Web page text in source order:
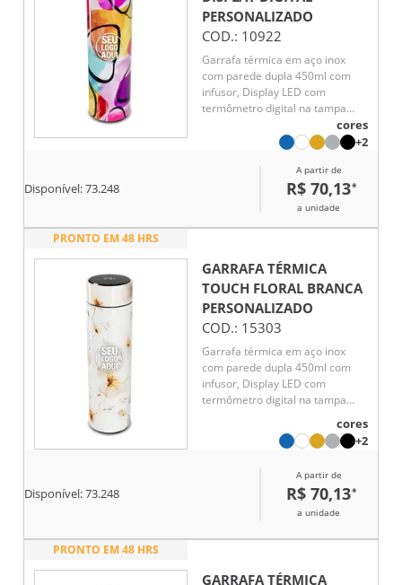
PERSONALIZADO
COD.: 10922
Garrafa térmica em aço inox
com parede dupla 450ml com
infusor, Display LED com
termômetro digital na tampa
para indicar a temperatura do
líquido, Conserva líquido quente
cores
+2
Disponível:73.248
A partir de
R$ 70,13*
a unidade
PRONTO EM 48 HRS
GARRAFA TÉRMICA
TOUCH FLORAL BRANCA
PERSONALIZADO
COD.: 15303
Garrafa térmica em aço inox
com parede dupla 450ml com
infusor, Display LED com
termômetro digital na tampa
líquido, Conserva líquido quente
por até 5 horas e líquido frio até
cores
+2
Disponível:73.248
A partir de
R$ 70,13*
a unidade
PRONTO EM 48 HRS
GARRAFA TÉRMICA